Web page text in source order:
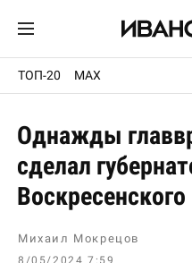
ТОП-20 MAX
Однажды
сделал
Воскресенского
Михаил Мокрецов
8/05/2024 7:59